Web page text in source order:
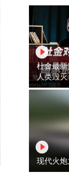
杜金最
人类毁
现代火